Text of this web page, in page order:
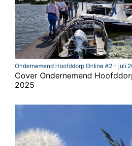
Ondernemend Hoofddorp Online #2 - juli
Cover Ondernemend
2025